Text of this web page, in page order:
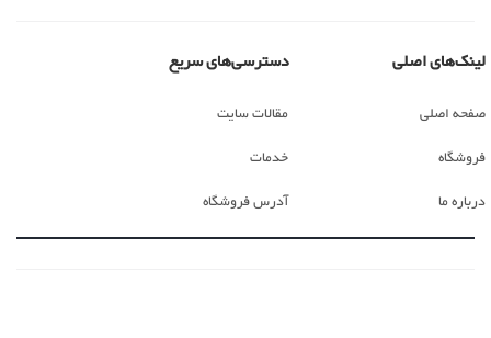
لینک‌های اصلی
صفحه اصلی
فروشگاه
درباره ما
دسترسی‌های سریع
مقالات سایت
خدمات
آدرس فروشگاه